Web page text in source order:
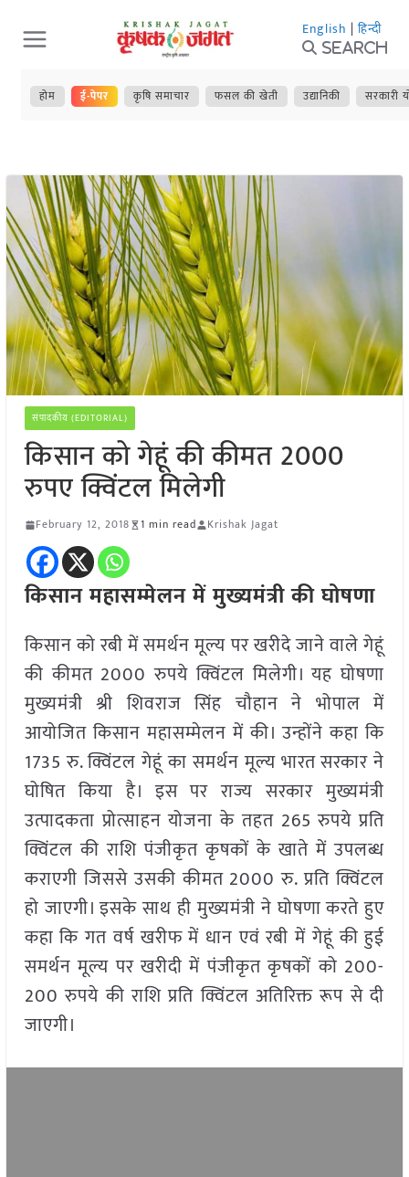
Skip
to
content
English | हिन्दी
Search
होम ई-पेपर कृषि समाचार फसल की खेती उद्यानिकी सरकारी
संपादकीय (EDITORIAL)
किसान को गेहूं की कीमत 2000
रुपए क्विंटल मिलेगी
February 12, 2018 1 min read Krishak Jagat
किसान महासम्मेलन में मुख्यमंत्री की घोषणा
किसान को रबी में समर्थन मूल्य पर खरीदे जाने वाले गेहूं
की कीमत 2000 रुपये क्विंटल मिलेगी। यह घोषणा
मुख्यमंत्री श्री शिवराज सिंह चौहान ने भोपाल में
आयोजित किसान महासम्मेलन में की। उन्होंने कहा कि
1735 रु. क्विंटल गेहूं का समर्थन मूल्य भारत सरकार ने
घोषित किया है। इस पर राज्य सरकार मुख्यमंत्री
उत्पादकता प्रोत्साहन योजना के तहत 265 रुपये प्रति
क्विंटल की राशि पंजीकृत कृषकों के खाते में उपलब्ध
कराएगी जिससे उसकी कीमत 2000 रु. प्रति क्विंटल
हो जाएगी। इसके साथ ही मुख्यमंत्री ने घोषणा करते हुए
कहा कि गत वर्ष खरीफ में धान एवं रबी में गेहूं की हुई
समर्थन मूल्य पर खरीदी में पंजीकृत कृषकों को 200-
200 रुपये की राशि प्रति क्विंटल अतिरिक्त रूप से दी
जाएगी।